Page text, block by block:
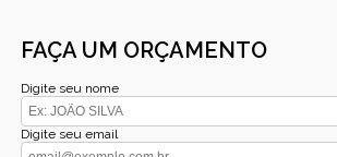
FAÇA UM ORÇAMENTO
Digite seu nome
Digite seu email